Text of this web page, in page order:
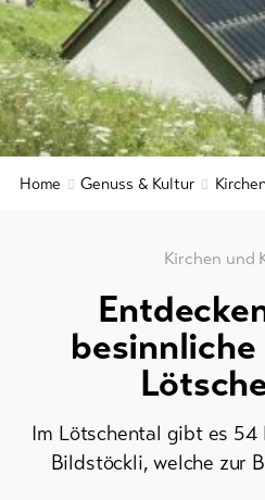
&
Service
Aktuelles 9+
Webcams
Wetter
&
Gastronomie
Region
&
Geschichte
Wellness
Skipässe
Home Genuss & Kultur
Kirchen und
Im Lötschental gibt es 54
Bildstöckli, welche zur